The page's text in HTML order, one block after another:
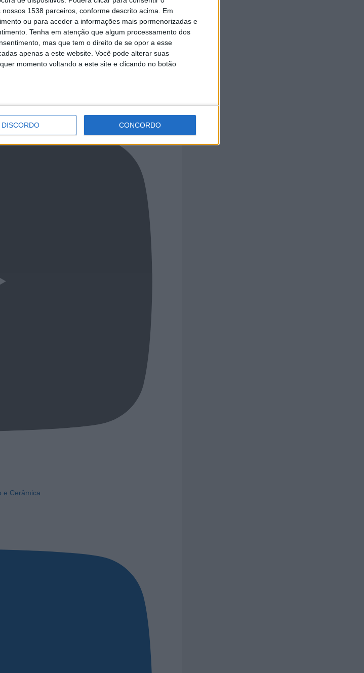
1538 parceiros, conforme descrito acima. Em
ou para aceder a informações mais pormenorizadas e
Tenha em atenção que algum processamento dos
mas que tem o direito de se opor a esse
apenas a este website. Você pode alterar suas
momento voltando a este site e clicando no botão
DISCORDO CONCORDO
Vitela Assada à Moda de Fafe
e Cerâmica